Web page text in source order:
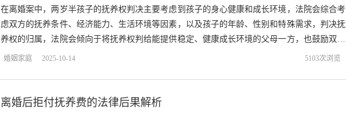
在离婚案中，两岁半孩子的抚养权判决主要考虑到孩子的身心健康和成长环境，法院会综合考
虑双方的抚养条件、经济能力、生活环境等因素，以及孩子的年龄、性别和特殊需求，判决抚
养权的归属，法院会倾向于将抚养权判给能提供稳定、健康成长环境的父母一方，也鼓励双方
协商达成共识，以最大程度地保障孩子的利益。...
婚姻家庭 2025-10-14 5103次浏览
离婚后拒付抚养费的法律后果解析